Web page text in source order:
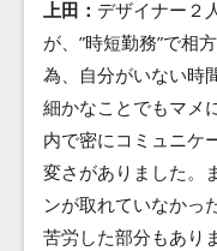
上田： デザイナー２
が、”時短勤務”で相
為、自分がいない時
細かなことでもマメ
内で密にコミュニケ
変さがありました。
ンが取れていなかっ
苦労した部分もあり